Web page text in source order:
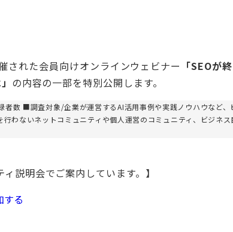
れた会員向けオンラインウェビナー 「SEOが終
の内容の一部を特別公開します。
数 ■調査対象/企業が運営するAI活用事例や実践ノウハウなど、
わないネットコミュニティや個人運営のコミュニティ、ビジネス
説明会でご案内しています。】
する